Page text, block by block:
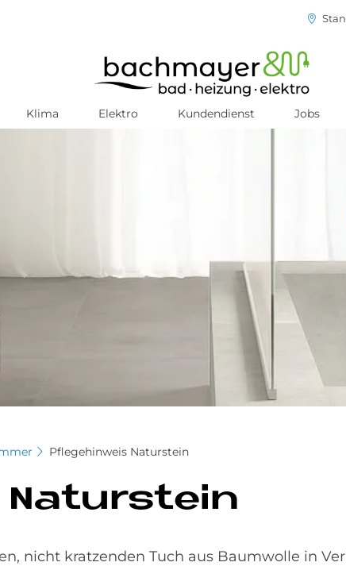
Klima Elektro Kundendienst Jobs
Pflegehinweis Naturstein
Na­tur­stein
nicht kratzenden Tuch aus Baumwolle in